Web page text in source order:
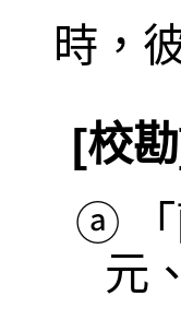
時，
[校
ⓐ
元